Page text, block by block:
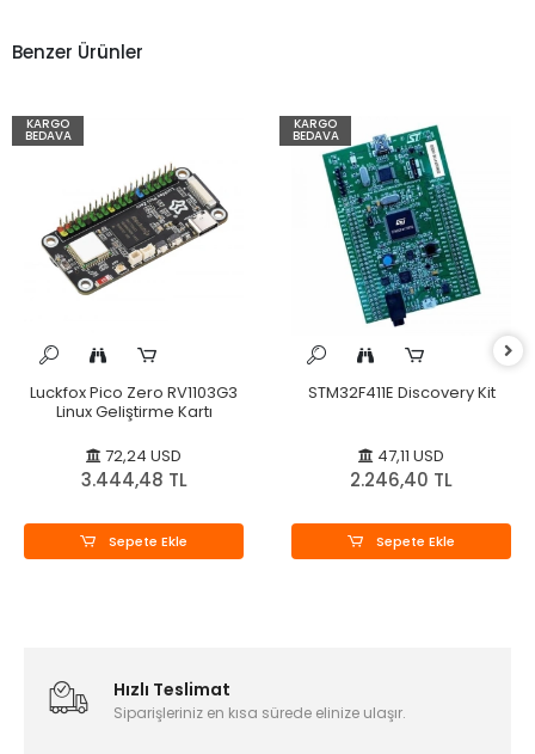
Benzer Ürünler
KARGO
BEDAVA
Luckfox Pico Zero RV1103G3
Linux Geliştirme Kartı
72,24 USD
3.444,48 TL
Sepete Ekle
KARGO
BEDAVA
STM32F411E Discovery Kit
47,11 USD
2.246,40 TL
Sepete Ekle
Hızlı Teslimat
Siparişleriniz en kısa sürede elinize ulaşır.